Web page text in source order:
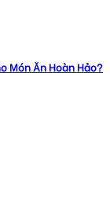
Món Ăn Hoàn Hảo?